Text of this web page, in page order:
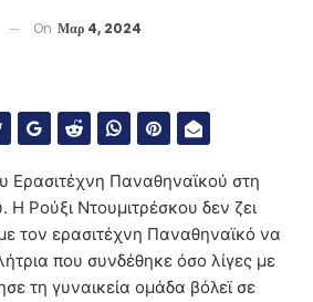
On Μαρ 4, 2024
Ερασιτέχνη Παναθηναϊκού στη
Η Ρούξι Ντουμιτρέσκου δεν ζει
τον ερασιτέχνη Παναθηναϊκό να
που συνδέθηκε όσο λίγες με
τη γυναικεία ομάδα βόλεϊ σε